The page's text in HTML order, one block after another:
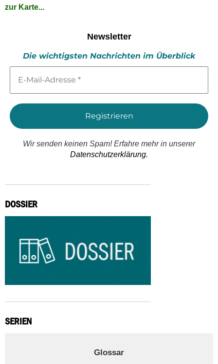
zur Karte...
Newsletter
Die wichtigsten Nachrichten im Überblick
Mail-
*
Wir senden keinen Spam! Erfahre mehr in unserer
Datenschutzerklärung.
DOSSIER
SERIEN
Glossar